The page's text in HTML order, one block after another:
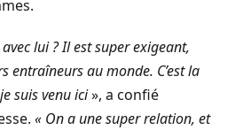
lui ? Il est super exigeant,
entraîneurs au monde. C’est la
suis venu ici», a confié
« On a une super relation, et